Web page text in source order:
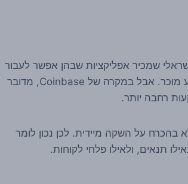
שמכיר אפליקציות שבהן אפשר לעבור
בין קריפטו, מניות ו-ETF באותה סביבת משתמש, הכיוון הזה נשמע מוכר. אבל במקרה של Coinbase, מדובר
רחבה יותר.
בהכרח על השקה מיידית. לכן נכון לומר
תנאים, ולאילו פלחי לקוחות.